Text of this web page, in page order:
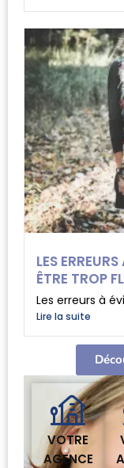
LES
ÊTRE TROP
Les erreurs à
Lire la suite
VOTRE
AGENCE